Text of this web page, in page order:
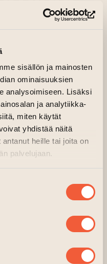
sisällön ja mainosten
ominaisuuksien
analysoimiseen. Lisäksi
ja analytiikka-
miten käytät
yhdistää näitä
heille tai joita on
palvelujaan.
Palokunta
(siirtyy toiseen
äärelle
ja kritiikistä.
Paikalla on
opiskelijoita.